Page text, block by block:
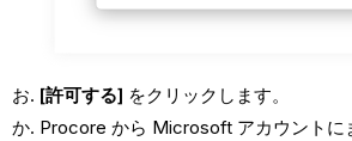
[許可する] をクリックします。
Procore から Microsoft アカウントに